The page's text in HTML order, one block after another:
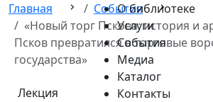
Skip
content
О библиотеке
Услуги
События
Медиа
Каталог
Контакты
Главная
События
«Новый торг Пскова: история и
Псков превратился в торговые
государства»
Лекция